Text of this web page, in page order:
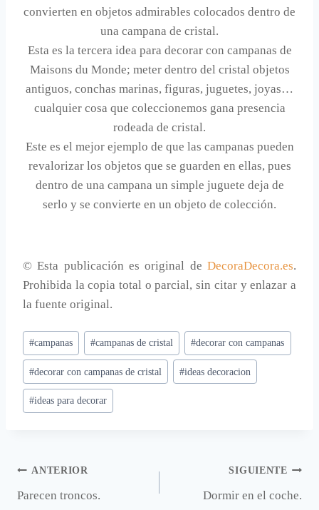
convierten en objetos admirables colocados dentro de
una campana de cristal.
Esta es la tercera idea para decorar con campanas de
Maisons du Monde; meter dentro del cristal objetos
antiguos, conchas marinas, figuras, juguetes, joyas…
cualquier cosa que coleccionemos gana presencia
rodeada de cristal.
Este es el mejor ejemplo de que las campanas pueden
revalorizar los objetos que se guarden en ellas, pues
dentro de una campana un simple juguete deja de
serlo y se convierte en un objeto de colección.
© Esta publicación es original de DecoraDecora.es.
Prohibida la copia total o parcial, sin citar y enlazar a
la fuente original.
Etiquetas
de
la
entrada:
#campanas #campanas de cristal #decorar con campanas
#decorar con campanas de cristal #ideas decoracion
#ideas para decorar
Navegación
de
ANTERIOR
Parecen troncos.
SIGUIENTE
Dormir en el coche.